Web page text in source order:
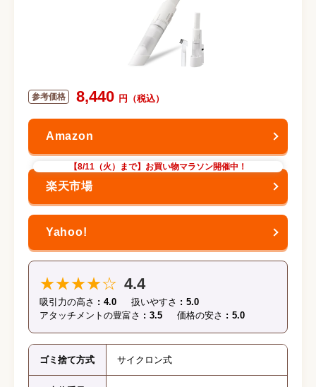
8,440
【8/11（火）まで】お買い物マラソン開催中！
★★★★☆ 4.4
吸引力の高さ 4.0 扱いやすさ
5.0
アタッチメントの豊富さ
3.5 価格の安さ 5.0
ゴミ捨て方式 サイクロン式